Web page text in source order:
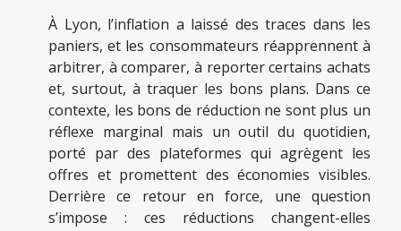
À Lyon, l’inflation a laissé des traces dans les
paniers, et les consommateurs réapprennent à
arbitrer, à comparer, à reporter certains achats
et, surtout, à traquer les bons plans. Dans ce
contexte, les bons de réduction ne sont plus un
réflexe marginal mais un outil du quotidien,
porté par des plateformes qui agrègent les
offres et promettent des économies visibles.
Derrière ce retour en force, une question
s’impose : ces réductions changent-elles